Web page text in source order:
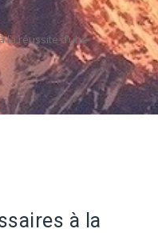
la réussite d’une
à la